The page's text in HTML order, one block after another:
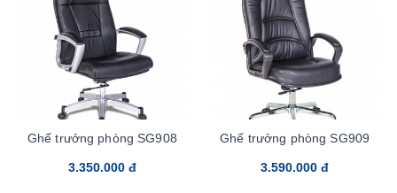
Ghế trưởng phòng SG908
3.350.000 đ
Ghế trưởng phòng SG909
3.590.000 đ